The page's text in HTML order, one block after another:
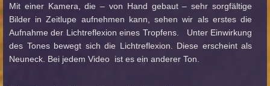
Mit einer Kamera, die – von Hand gebaut – sehr sorgfältige
Bilder in Zeitlupe aufnehmen kann, sehen wir als erstes die
Aufnahme der Lichtreflexion eines Tropfens. Unter Einwirkung
des Tones bewegt sich die Lichtreflexion. Diese erscheint als
Neuneck. Bei jedem Video ist es ein anderer Ton.